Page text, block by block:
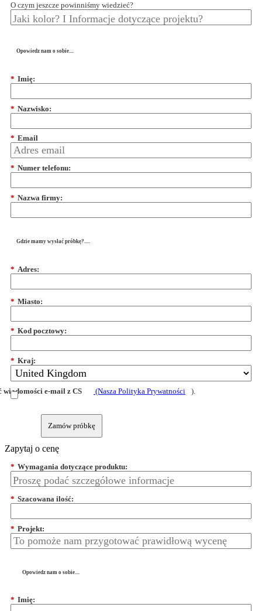
O czym jeszcze powinniśmy wiedzieć?
Opowiedz nam o sobie....
* Imię:
* Nazwisko:
* Email
* Numer telefonu:
* Nazwa firmy:
Gdzie mamy wysłać próbkę?.....
* Adres:
* Miasto:
* Kod pocztowy:
* Kraj:
e-mail z CS (Nasza Polityka Prywatności ).
Zamów próbkę
Zapytaj o cenę
* Wymagania dotyczące produktu:
* Szacowana ilość:
* Projekt:
Opowiedz nam o sobie....
* Imię: